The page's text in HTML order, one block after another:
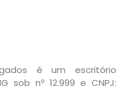
é um escritório
sob nº 12.999 e CNPJ: